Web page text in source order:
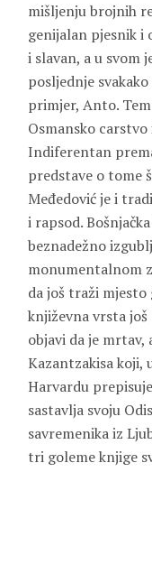
mišljenju brojnih
genijalan pjesnik i
i slavan, a u svom
posljednje
primjer, Anto.
Osmansko
Indiferentan
predstave o tome
Međedović je i
i rapsod.
beznadežno
monumentalnom
da još traži mjesto
književna vrsta
objavi da je mrtav,
Kazantzakisakoji,
Harvardu
sastavlja svoju
savremenika iz
tri goleme knjige